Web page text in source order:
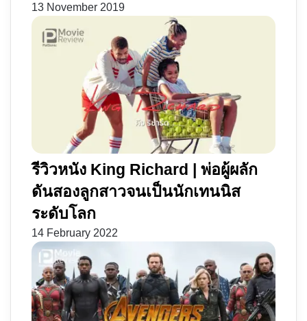
13 November 2019
รีวิวหนัง King Richard | พ่อผู้ผลัก
ดันสองลูกสาวจนเป็นนักเทนนิส
ระดับโลก
14 February 2022